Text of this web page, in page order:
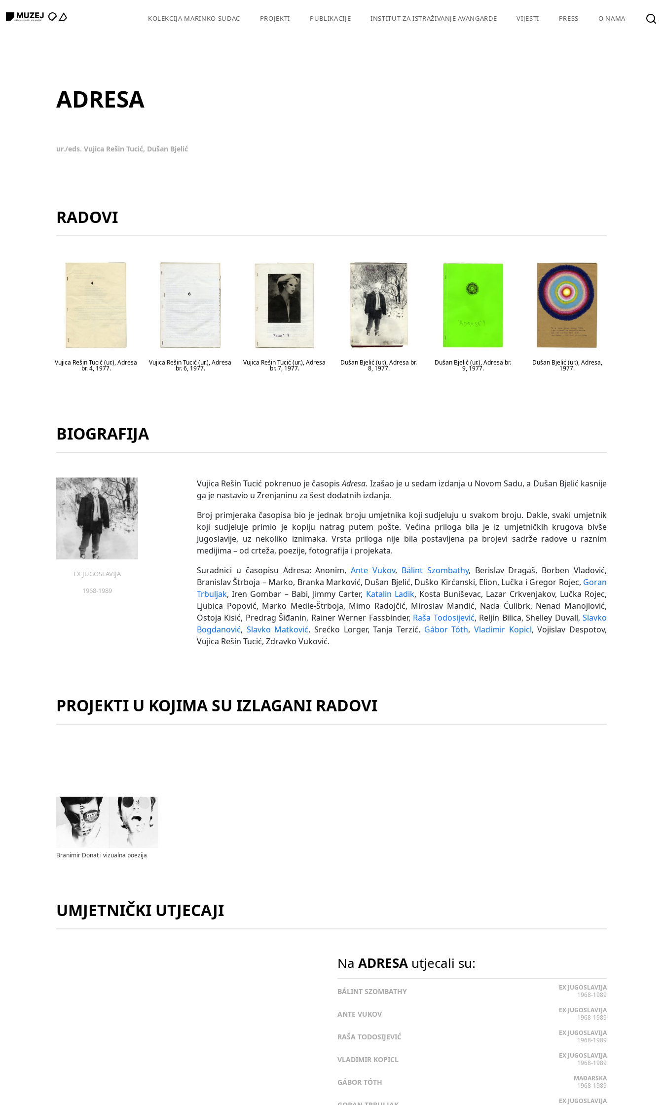
KOLEKCIJA MARINKO SUDAC PROJEKTI PUBLIKACIJE INSTITUT ZA ISTRAŽIVANJE AVANGARDE VIJESTI PRESS O NAMA
ADRESA
ur./eds. Vujica Rešin Tucić, Dušan Bjelić
RADOVI
Vujica Rešin Tucić (ur.), Adresa
br. 4, 1977.
Vujica Rešin Tucić (ur.), Adresa
br. 6, 1977.
Vujica Rešin Tucić (ur.), Adresa
br. 7, 1977.
Dušan Bjelić (ur.), Adresa br.
8, 1977.
Dušan Bjelić (ur.), Adresa br.
9, 1977.
Dušan Bjelić (ur.), Adresa,
1977.
BIOGRAFIJA
EX JUGOSLAVIJA
1968-1989
Vujica Rešin Tucić pokrenuo je časopisAdresa. Izašao je u sedam izdanja u Novom Sadu, a Dušan Bjelić kasnije
ga je nastavio u Zrenjaninu za šest dodatnih izdanja.
Broj primjeraka časopisa bio je jednak broju umjetnika koji sudjeluju u svakom broju. Dakle, svaki umjetnik
koji sudjeluje primio je kopiju natrag putem pošte. Većina priloga bila je iz umjetničkih krugova bivše
Jugoslavije, uz nekoliko iznimaka. Vrsta priloga nije bila postavljena pa brojevi sadrže radove u raznim
medijima – od crteža, poezije, fotografija i projekata.
Suradnici u časopisu Adresa: Anonim,Ante Vukov, Bálint Szombathy, Berislav Dragaš, Borben Vladović,
Branislav Štrboja – Marko, Branka Marković, Dušan Bjelić, Duško Kirćanski, Elion, Lučka i Gregor Rojec, Goran
Trbuljak, Iren Gombar – Babi, Jimmy Carter, Katalin Ladik, Kosta Buniševac, Lazar Crkvenjakov, Lučka Rojec,
Ljubica Popović, Marko Medle-Štrboja, Mimo Radojčić, Miroslav Mandić, Nada Ćulibrk, Nenad Manojlović,
Ostoja Kisić, Predrag Šiđanin, Rainer Werner Fassbinder, Raša Todosijević, Reljin Bilica, Shelley Duvall,Slavko
Bogdanović, Slavko Matković, Srećko Lorger, Tanja Terzić, Gábor Tóth,Vladimir Kopicl, Vojislav Despotov,
Vujica Rešin Tucić, Zdravko Vuković.
PROJEKTI U KOJIMA SU IZLAGANI RADOVI
Branimir Donat i vizualna poezija
UMJETNIČKI UTJECAJI
Na ADRESA utjecali su:
BÁLINT SZOMBATHY
EX JUGOSLAVIJA
1968-1989
ANTE VUKOV
EX JUGOSLAVIJA
1968-1989
RAŠA TODOSIJEVIĆ
EX JUGOSLAVIJA
1968-1989
VLADIMIR KOPICL
EX JUGOSLAVIJA
1968-1989
GÁBOR TÓTH
MAĐARSKA
1968-1989
EX JUGOSLAVIJA